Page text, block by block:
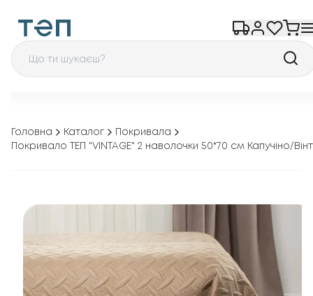
Головна Каталог
Покривала
Покривало ТЕП "VINTAGE" 2 наволочки 50*70 см Капучіно/